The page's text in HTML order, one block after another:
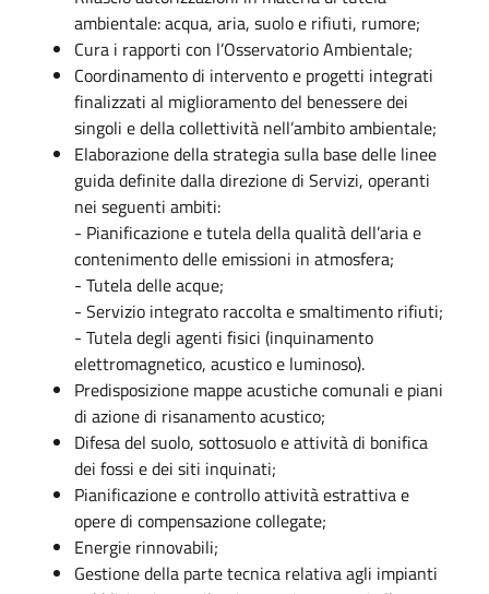
ambientale: acqua, aria, suolo e rifiuti, rumore;
Cura i rapporti con l’Osservatorio Ambientale;
Coordinamento di intervento e progetti integrati
finalizzati al miglioramento del benessere dei
singoli e della collettività nell’ambito ambientale;
Elaborazione della strategia sulla base delle linee
guida definite dalla direzione di Servizi, operanti
nei seguenti ambiti:
- Pianificazione e tutela della qualità dell’aria e
contenimento delle emissioni in atmosfera;
- Tutela delle acque;
- Servizio integrato raccolta e smaltimento rifiuti;
- Tutela degli agenti fisici (inquinamento
elettromagnetico, acustico e luminoso).
Predisposizione mappe acustiche comunali e piani
di azione di risanamento acustico;
Difesa del suolo, sottosuolo e attività di bonifica
dei fossi e dei siti inquinati;
Pianificazione e controllo attività estrattiva e
opere di compensazione collegate;
Energie rinnovabili;
Gestione della parte tecnica relativa agli impianti